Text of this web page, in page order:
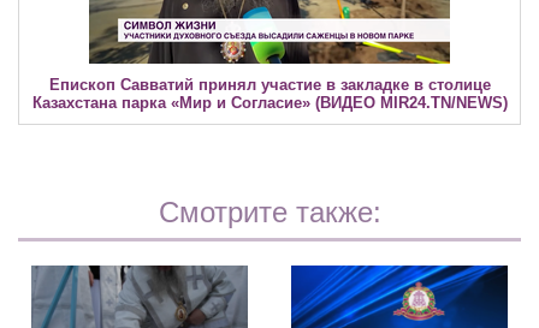
Епископ Савватий принял участие в закладке в столице
Казахстана парка «Мир и Согласие» (ВИДЕО MIR24.TN/NEWS)
Смотрите также: